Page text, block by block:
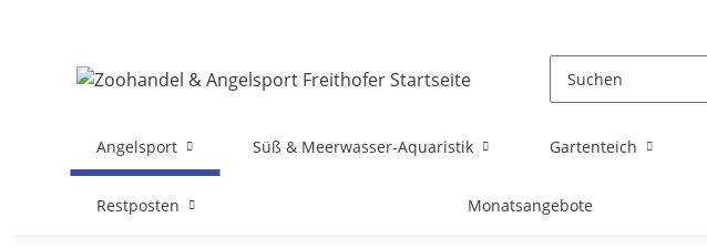
Angelsport Süß & Meerwasser-Aquaristik Gartenteich
Restposten Monatsangebote